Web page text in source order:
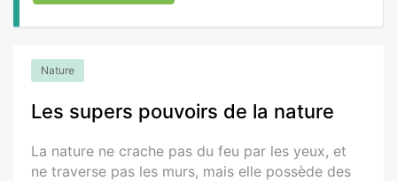
Nature
Les supers pouvoirs de la nature
La nature ne crache pas du feu par les yeux, et
ne traverse pas les murs, mais elle possède des